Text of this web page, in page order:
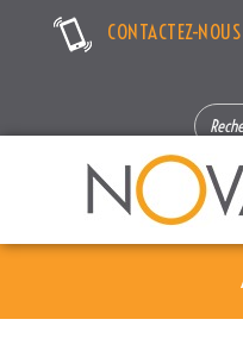
CONTACTEZ-
SEARCH
FOR: